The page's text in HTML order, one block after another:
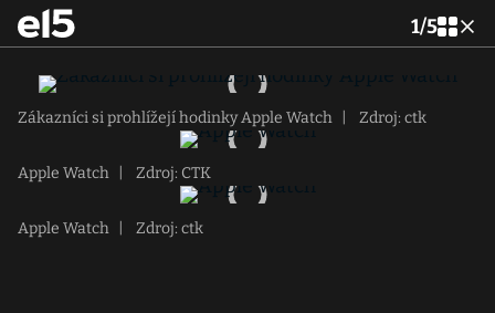
1/5
Zákazníci si prohlížejí hodinky Apple Watch Zdroj: ctk
Apple Watch Zdroj: CTK
Apple Watch Zdroj: ctk